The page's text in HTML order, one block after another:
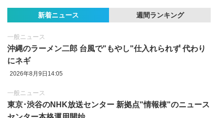
新着ニュース 週間ランキング
一般ニュース
沖縄のラーメン二郎 台風で"もやし"仕入れられず 代わり
にネギ
2026年8月9日14:05
一般ニュース
東京‪･‬渋谷のNHK放送センター 新拠点"情報棟"のニュース